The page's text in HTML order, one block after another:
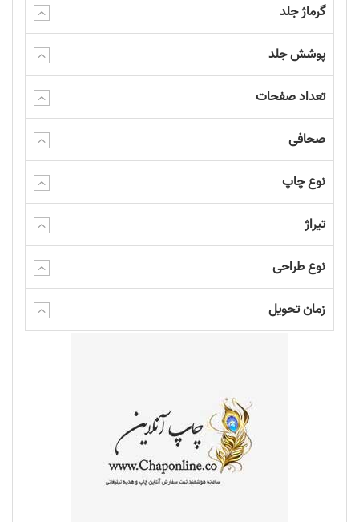
گرماژ جلد
پوشش جلد
تعداد صفحات
صحافی
نوع چاپ
تیراژ
نوع طراحی
زمان تحویل